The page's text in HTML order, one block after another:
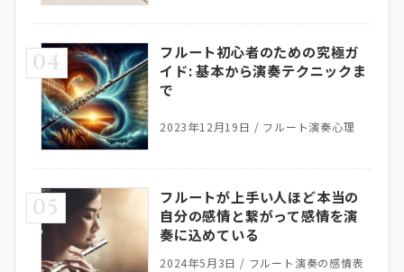
04
フルート初心者のための究極ガ
イド: 基本から演奏テクニックま
で
2023年12月19日 / フルート演奏心理
05
フルートが上手い人ほど本当の
自分の感情と繋がって感情を演
奏に込めている
2024年5月3日 / フルート演奏の感情表